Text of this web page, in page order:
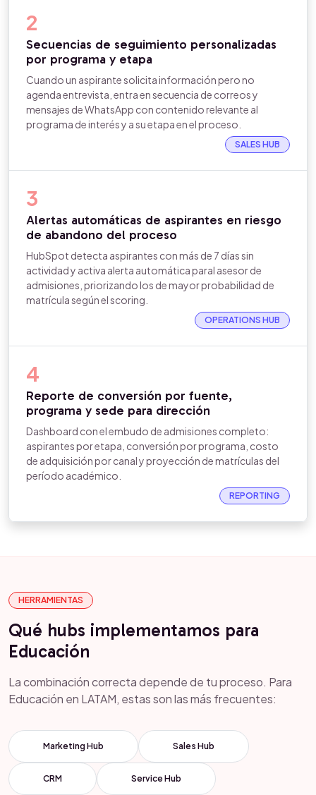
2
Secuencias de seguimiento personalizadas
por programa y etapa
Cuando un aspirante solicita información pero no
agenda entrevista, entra en secuencia de correos y
mensajes de WhatsApp con contenido relevante al
programa de interés y a su etapa en el proceso.
SALES HUB
3
Alertas automáticas de aspirantes en riesgo
de abandono del proceso
HubSpot detecta aspirantes con más de 7 días sin
actividad y activa alerta automática paral asesor de
admisiones, priorizando los de mayor probabilidad de
matrícula según el scoring.
OPERATIONS HUB
4
Reporte de conversión por fuente,
programa y sede para dirección
Dashboard con el embudo de admisiones completo:
aspirantes por etapa, conversión por programa, costo
de adquisición por canal y proyección de matrículas del
período académico.
REPORTING
HERRAMIENTAS
Qué hubs implementamos para
Educación
La combinación correcta depende de tu proceso. Para
Educación en LATAM, estas son las más frecuentes:
Marketing Hub Sales Hub
CRM Service Hub